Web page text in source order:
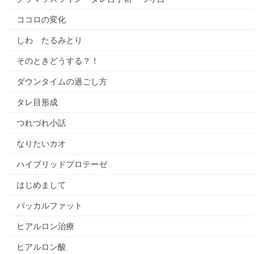
ココロの変化
しわ たるみとり
そのときどうする？！
ダウンタイムの過ごし方
タレ目形成
つれづれ小話
なりたいカオ
ハイブリッドプロテーゼ
はじめまして
バッカルファット
ヒアルロン治療
ヒアルロン酸